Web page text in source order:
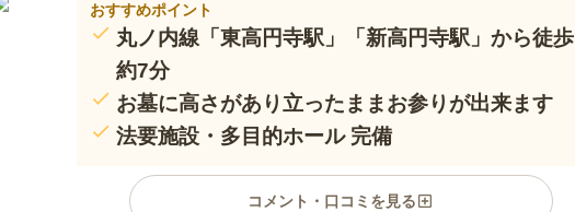
おすすめポイント
丸ノ内線「東高円寺駅」「新高円寺駅」から徒歩
約7分
お墓に高さがあり立ったままお参りが出来ます
法要施設・多目的ホール 完備
コメント・口コミを見る